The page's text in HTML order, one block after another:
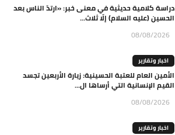
دراسة كلامية حديثية في معنى خبر: «ارتدّ الناس بعد
الحسين (عليه السلام) إلّا ثلاث...
08/08/2026
اخبار وتقارير
الأمين العام للعتبة الحسينية: زيارة الأربعين تجسد
القيم الإنسانية التي أرساها ال...
08/08/2026
اخبار وتقارير